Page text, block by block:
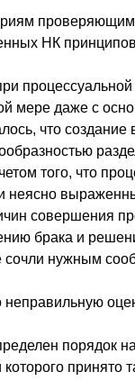
НК
мере даже с
что
того, что
неясно
совершения
брака и
сочли нужным
порядок
принято